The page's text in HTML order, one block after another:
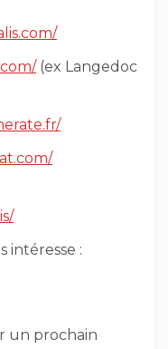
(ex Langedoc
intéresse :
un prochain